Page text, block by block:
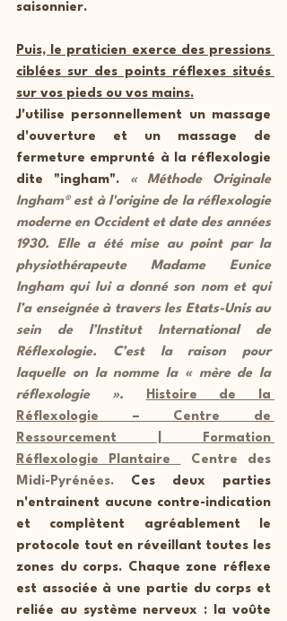
saisonnier.
Puis, le praticien exerce des pressions
ciblées sur des points réflexes situés
sur vos pieds ou vos mains.
J'utilise personnellement un massage
d'ouverture et un massage de
fermeture emprunté à la réflexologie
dite "ingham". « Méthode Originale
Ingham® est à l'origine de la réflexologie
moderne en Occident et date des années
1930. Elle a été mise au point par la
physiothérapeute Madame Eunice
Ingham qui lui a donné son nom et qui
l’a enseignée à travers les Etats-Unis au
sein de l’Institut International de
Réflexologie. C’est la raison pour
laquelle on la nomme la « mère de la
réflexologie ». Histoire de la
Réflexologie – Centre de
Ressourcement | Formation
Réflexologie Plantaire
Centre des
Midi-Pyrénées. Ces deux parties
n'entrainent aucune contre-indication
et complètent agréablement le
protocole tout en réveillant toutes les
zones du corps. Chaque zone réflexe
est associée à une partie du corps et
reliée au système nerveux : la voûte